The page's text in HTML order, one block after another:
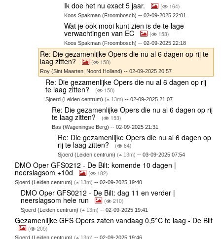
Ik doe het nu exact 5 jaar. ( 164)
Koos Spakman (Froombosch) -- 02-09-2025 22:01
Wat je ook mooi kunt zien is de te lage
verwachtingen van EC ( 153)
Koos Spakman (Froombosch) -- 02-09-2025 22:18
Re: Die gezamenlijke Opers die nu al 6 dagen op rij te
laag zitten? ( 158)
Roy (Sint Maarten, Noord Holland) -- 02-09-2025 20:57
Re: Die gezamenlijke Opers die nu al 6 dagen op rij
te laag zitten? ( 150)
Sjoerd (Leiden centrum)( 13m) -- 02-09-2025 21:07
Re: Die gezamenlijke Opers die nu al 6 dagen op rij
te laag zitten? ( 153)
Bas (Wageningse Berg) -- 02-09-2025 21:31
Re: Die gezamenlijke Opers die nu al 6 dagen op
rij te laag zitten? ( 84)
Sjoerd (Leiden centrum)( 13m) -- 03-09-2025 07:54
DMO Oper GFS0212 - De Bilt: komende 10 dagen |
neerslagsom +10d ( 182)
Sjoerd (Leiden centrum) ( 13m) -- 02-09-2025 19:40
DMO Oper GFS0212 - De Bilt: dag 11 en verder |
neerslagsom hele run ( 210)
Sjoerd (Leiden centrum)( 13m) -- 02-09-2025 19:41
Gezamenlijke GFS Opers zaten vandaag 0,5°C te laag - De Bilt
( 205)
Sjoerd (Leiden centrum) ( 13m) -- 02-09-2025 19:46